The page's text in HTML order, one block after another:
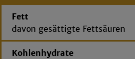
Fett
davon gesättigte Fettsäuren
Kohlenhydrate